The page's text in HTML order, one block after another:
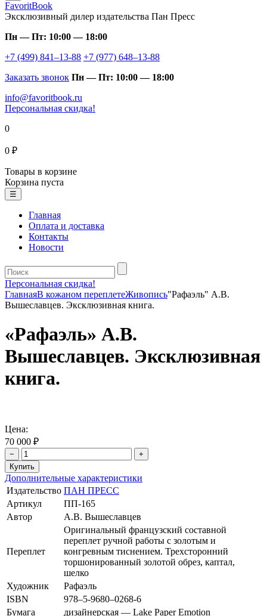
FavoritBook
Эксклюзивный дилер издательства Пан Пресс
Пн — Пт: 10:00 — 18:00
+7 (499) 841–13-88 +7 (977) 648–13-88
Заказать звонок Пн — Пт: 10:00 — 18:00
info@favoritbook.ru
Персональная скидка!
0
0 ₽
Товары в корзине
Корзина пуста
☰
Главная
Оплата и доставка
Контакты
Новости
Персональная скидка!
ГлавнаяВ кожаном переплетеЖивопись"Рафаэль" А.В.
Вышеславцев. Эксклюзивная книга.
«Рафаэль» А.В.
Вышеславцев. Эксклюзивная
книга.
Цена:
70 000 ₽
− +
Дополнительные характеристики
Издательство ПАН ПРЕСС
Артикул
ПП-165
Автор
А.В. Вышеславцев
Переплет
Оригинальный французский составной
переплет ручной работы с золотым и
конгревным тиснением. Трехсторонний
торшонированный золотой обрез, каптал,
шелко
Художник
Рафаэль
ISBN
978–5-9680–0268-6
Бумага
дизайнерская — Lake Paper Emotion